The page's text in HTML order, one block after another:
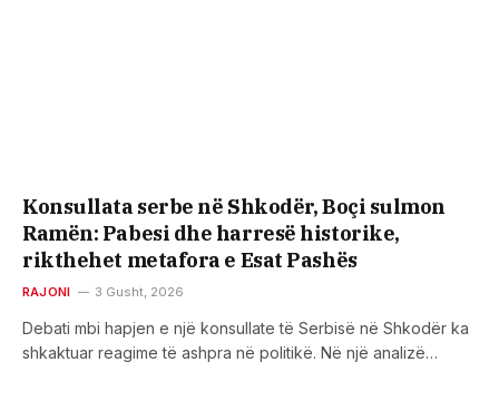
Konsullata serbe në Shkodër, Boçi sulmon
Ramën: Pabesi dhe harresë historike,
rikthehet metafora e Esat Pashës
RAJONI 3 Gusht, 2026
Debati mbi hapjen e një konsullate të Serbisë në Shkodër ka
shkaktuar reagime të ashpra në politikë. Në një analizë…